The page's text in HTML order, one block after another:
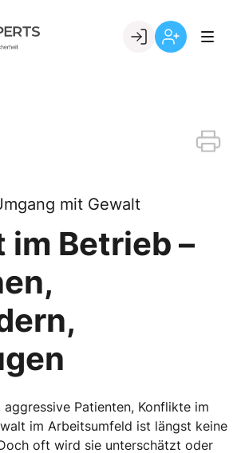
mit Gewalt
im Betrieb –
aggressive Patienten, Konflikte im
im Arbeitsumfeld ist längst keine
oft wird sie unterschätzt oder